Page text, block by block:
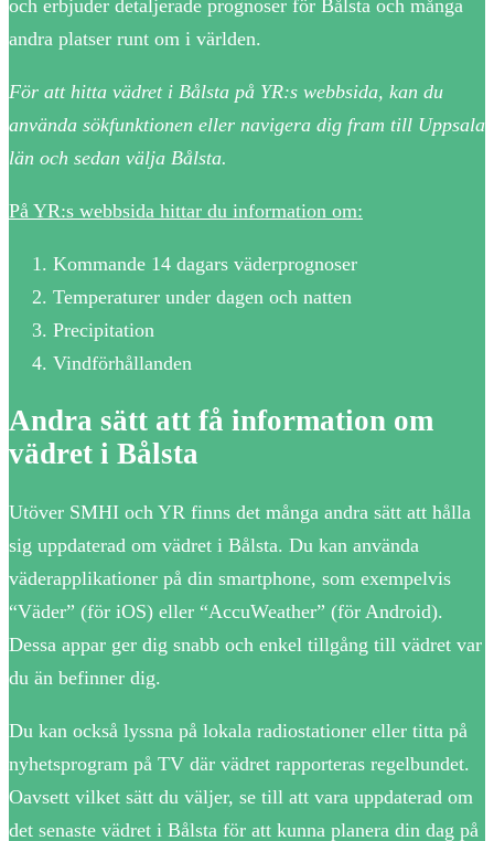
och erbjuder detaljerade prognoser för Bålsta och många
andra platser runt om i världen.
För att hitta vädret i Bålsta på YR:s webbsida, kan du
använda sökfunktionen eller navigera dig fram till Uppsala
län och sedan välja Bålsta.
På YR:s webbsida hittar du information om:
Kommande 14 dagars väderprognoser
Temperaturer under dagen och natten
Precipitation
Vindförhållanden
Andra sätt att få information om
vädret i Bålsta
Utöver SMHI och YR finns det många andra sätt att hålla
sig uppdaterad om vädret i Bålsta. Du kan använda
väderapplikationer på din smartphone, som exempelvis
“Väder” (för iOS) eller “AccuWeather” (för Android).
Dessa appar ger dig snabb och enkel tillgång till vädret var
du än befinner dig.
Du kan också lyssna på lokala radiostationer eller titta på
nyhetsprogram på TV där vädret rapporteras regelbundet.
Oavsett vilket sätt du väljer, se till att vara uppdaterad om
det senaste vädret i Bålsta för att kunna planera din dag på